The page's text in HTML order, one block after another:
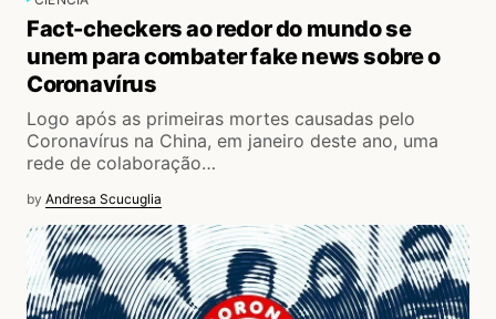
Fact-checkers ao redor do mundo se
unem para combater fake news sobre o
Coronavírus
Logo após as primeiras mortes causadas pelo
Coronavírus na China, em janeiro deste ano, uma
rede de colaboração…
by Andresa Scucuglia